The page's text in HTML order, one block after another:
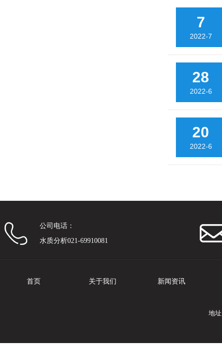
7
2022-7
28
2022-6
20
2022-6
公司电话：
水质分析021-69910081
首页 关于我们 新闻资讯
地